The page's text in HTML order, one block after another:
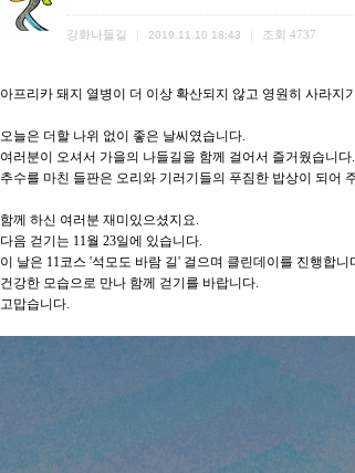
강화나들길 2019.11.10 18:43 조회 4737
아프리카 돼지 열병이 더 이상 확산되지 않고 영원히 사라지
오늘은 더할 나위 없이 좋은 날씨였습니다.
여러분이 오셔서 가을의 나들길을 함께 걸어서 즐거웠습니다.
추수를 마친 들판은 오리와 기러기들의 푸짐한 밥상이 되어
함께 하신 여러분 재미있으셨지요.
다음 걷기는 11월 23일에 있습니다.
이 날은 11코스 '석모도 바람 길' 걸으며 클린데이를 진행합니
건강한 모습으로 만나 함께 걷기를 바랍니다.
고맙습니다.